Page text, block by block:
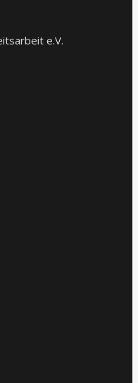
e.V.